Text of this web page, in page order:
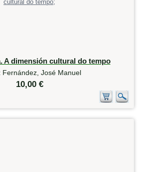
A dimensión cultural do tempo
Fernández, José Manuel
10,00 €